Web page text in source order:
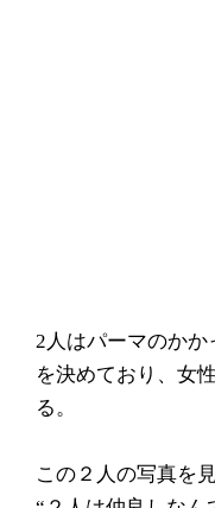
2人はパーマのか
を決めており、女
る。
この２人の写真を